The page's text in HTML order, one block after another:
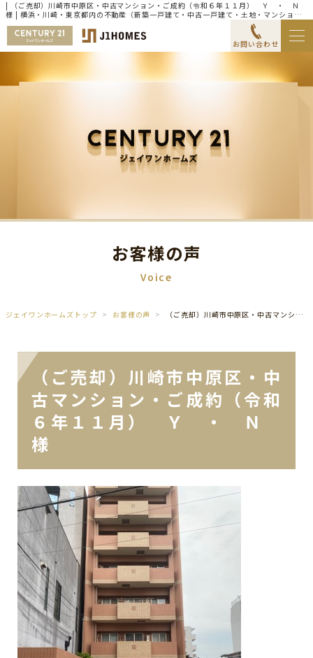
| （ご売却）川崎市中原区・中古マンション・ご成約（令和６年１１月） Ｙ ・ Ｎ
様 | 横浜・川崎・東京都内の不動産（新築一戸建て・中古一戸建て・土地・マンショ
ン）ならセンチュリー21ジェイワンホームズ
お問い合わせ
お客様の声
Voice
ジェイワンホームズトップ お客様の声 （ご売却）川崎市中原区・中古マンション・ご成約（令和６年１１月） Ｙ ・ Ｎ 様
（ご売却）川崎市中原区・中
古マンション・ご成約（令和
６年１１月） Ｙ ・ Ｎ
様